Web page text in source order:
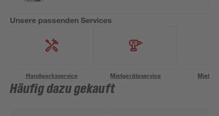
Unsere passenden Services
Handwerksservice Mietgeräteservice
Häufig dazu gekauft